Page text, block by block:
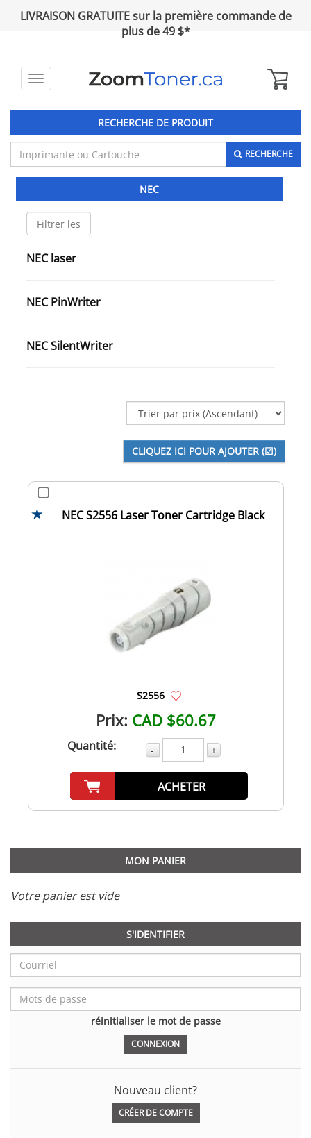
LIVRAISON GRATUITE sur la première commande de
plus de 49 $*
Toggle
RECHERCHE DE PRODUIT
RECHERCHE
NEC
NEC laser
NEC PinWriter
NEC SilentWriter
NEC S2556 Laser Toner Cartridge Black
S2556
Prix: CAD $60.67
Quantité: - +
ACHETER
MON PANIER
Votre panier est vide
S'IDENTIFIER
réinitialiser le mot de passe
Nouveau client?
CRÉER DE COMPTE